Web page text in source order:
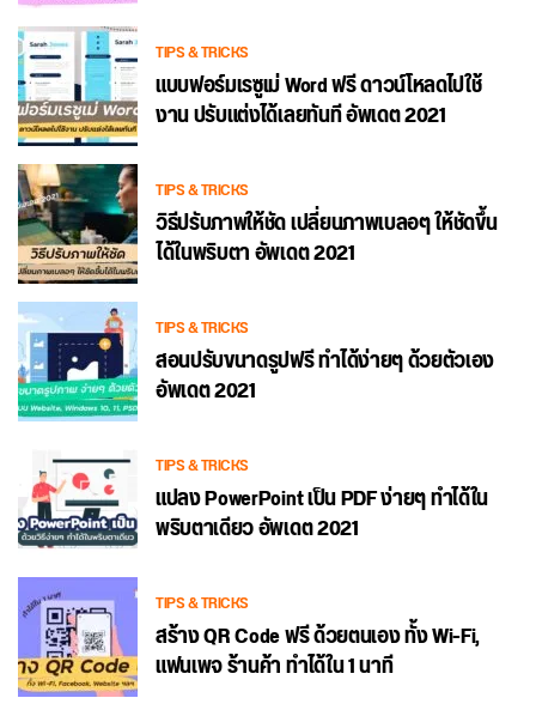
TIPS & TRICKS
แบบฟอร์มเรซูเม่ Word ฟรี ดาวน์โหลดไปใช้
งาน ปรับแต่งได้เลยทันที อัพเดต 2021
TIPS & TRICKS
วิธีปรับภาพให้ชัด เปลี่ยนภาพเบลอๆ ให้ชัดขึ้น
ได้ในพริบตา อัพเดต 2021
TIPS & TRICKS
สอนปรับขนาดรูปฟรี ทำได้ง่ายๆ ด้วยตัวเอง
อัพเดต 2021
TIPS & TRICKS
แปลง PowerPoint เป็น PDF ง่ายๆ ทำได้ใน
พริบตาเดียว อัพเดต 2021
TIPS & TRICKS
สร้าง QR Code ฟรี ด้วยตนเอง ทั้ง Wi-Fi,
แฟนเพจ ร้านค้า ทำได้ใน 1 นาที